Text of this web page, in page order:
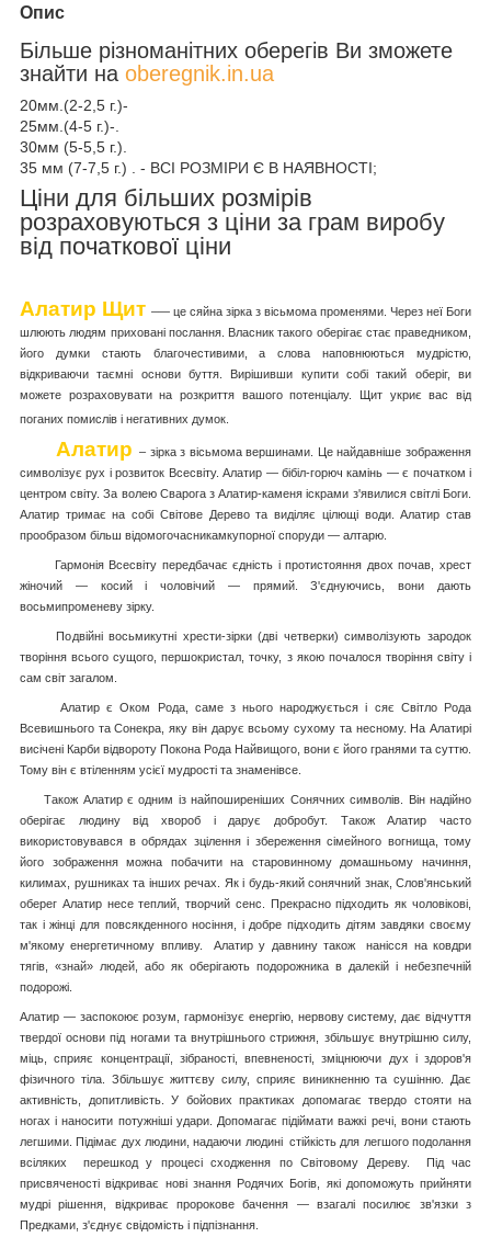
Опис
Більше різноманітних оберегів Ви зможете
знайти на oberegnik.in.ua
20мм.(2-2,5 г.)-
25мм.(4-5 г.)-.
30мм (5-5,5 г.).
35 мм (7-7,5 г.) . - ВСІ РОЗМІРИ Є В НАЯВНОСТІ;
Ціни для більших розмірів
розраховуються з ціни за грам виробу
від початкової ціни
Алатир Щит –— це сяйна зірка з вісьмома променями. Через неї Боги
шлюють людям приховані послання. Власник такого оберігає стає праведником,
його думки стають благочестивими, а слова наповнюються мудрістю,
відкриваючи таємні основи буття. Вирішивши купити собі такий оберіг, ви
можете розраховувати на розкриття вашого потенціалу. Щит укриє вас від
поганих помислів і негативних думок.
Алатир – зірка з вісьмома вершинами. Це найдавніше зображення
символізує рух і розвиток Всесвіту. Алатир — бібіл-горюч камінь — є початком і
центром світу. За волею Сварога з Алатир-каменя іскрами з'явилися світлі Боги.
Алатир тримає на собі Світове Дерево та виділяє цілющі води. Алатир став
прообразом більш відомогочасникамкупорної споруди — алтарю.
Гармонія Всесвіту передбачає єдність і протистояння двох почав, хрест
жіночий — косий і чоловічий — прямий. З'єднуючись, вони дають
восьмипроменеву зірку.
Подвійні восьмикутні хрести-зірки (дві четверки) символізують зародок
творіння всього сущого, першокристал, точку, з якою почалося творіння світу і
сам світ загалом.
Алатир є Оком Рода, саме з нього народжується і сяє Світло Рода
Всевишнього та Сонекра, яку він дарує всьому сухому та несному. На Алатирі
висічені Карби відвороту Покона Рода Найвищого, вони є його гранями та суттю.
Тому він є втіленням усієї мудрості та знаменівce.
Також Алатир є одним із найпоширеніших Сонячних символів. Він надійно
оберігає людину від хвороб і дарує добробут. Також Алатир часто
використовувався в обрядах зцілення і збереження сімейного вогнища, тому
його зображення можна побачити на старовинному домашньому начиння,
килимах, рушниках та інших речах. Як і будь-який сонячний знак, Слов'янський
оберег Алатир несе теплий, творчий сенс. Прекрасно підходить як чоловікові,
так і жінці для повсякденного носіння, і добре підходить дітям завдяки своєму
м'якому енергетичному впливу. Алатир у давнину також нанісся на ковдри
тягів, «знай» людей, або як оберігають подорожника в далекій і небезпечній
подорожі.
Алатир — заспокоює розум, гармонізує енергію, нервову систему, дає відчуття
твердої основи під ногами та внутрішнього стрижня, збільшує внутрішню силу,
міць, сприяє концентрації, зібраності, впевненості, зміцнюючи дух і здоров'я
фізичного тіла. Збільшує життєву силу, сприяє виникненню та сушінню. Дає
активність, допитливість. У бойових практиках допомагає твердо стояти на
ногах і наносити потужніші удари. Допомагає підіймати важкі речі, вони стають
легшими. Підімає дух людини, надаючи людині стійкість для легшого подолання
всіляких перешкод у процесі сходження по Світовому Дереву. Під час
присвяченості відкриває нові знання Родячих Богів, які допоможуть прийняти
мудрі рішення, відкриває пророкове бачення — взагалі посилює зв'язки з
Предками, з'єднує свідомість і підпізнання.